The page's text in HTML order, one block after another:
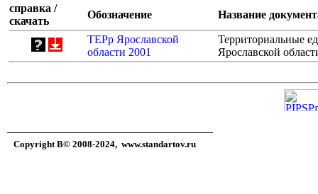
справка /
скачать
Обозначение Название
ТЕРр Ярославской
области 2001
Территориальные
Ярославской
Copyright В© 2008-2024, www.standartov.ru